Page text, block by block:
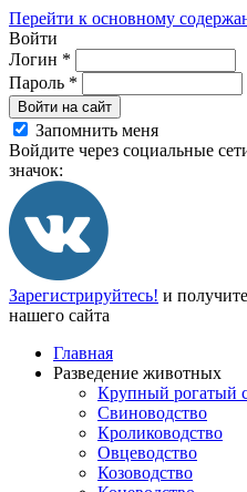
Перейти к основному
Войти
Логин *
Пароль *
Войти на сайт
Запомнить меня
Войдите через социальные
значок:
Зарегистрируйтесь! и
нашего сайта
Главная
Разведение животных
Крупный рогатый
Свиноводство
Кролиководство
Овцеводство
Козоводство